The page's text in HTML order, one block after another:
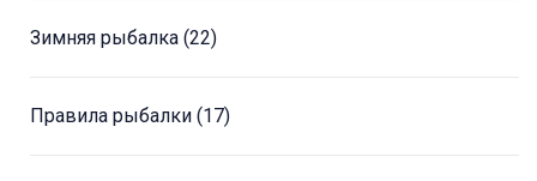
Зимняя рыбалка (22)
Правила рыбалки (17)